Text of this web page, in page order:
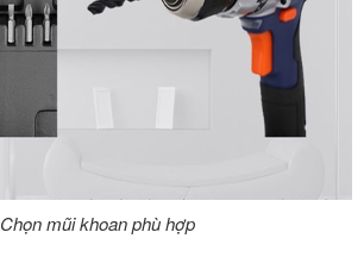
Chọn mũi khoan phù hợp